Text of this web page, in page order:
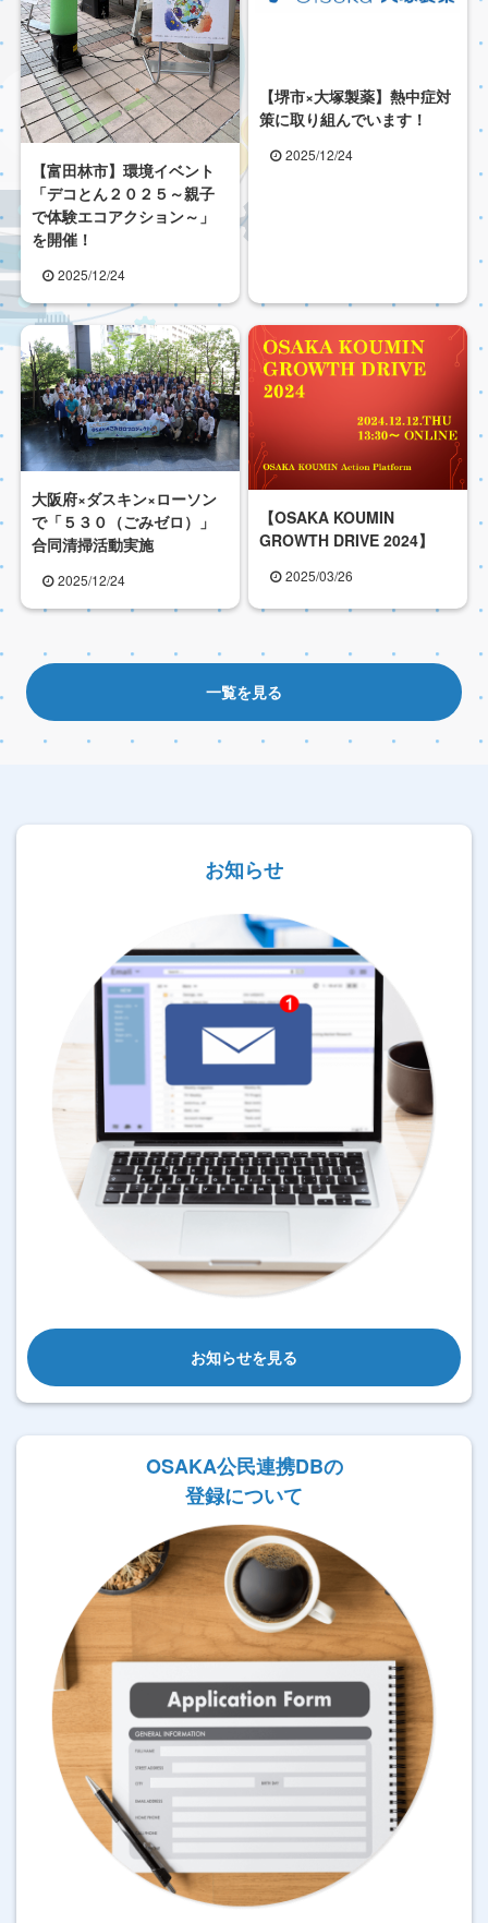
【富田林市】環境イベント
「デコとん２０２５～親子
で体験エコアクション～」
を開催！
2025/12/24
【堺市×大塚製薬】熱中症対
策に取り組んでいます！
2025/12/24
大阪府×ダスキン×ローソン
で「５３０（ごみゼロ）」
合同清掃活動実施
2025/12/24
【OSAKA KOUMIN
GROWTH DRIVE 2024】
2025/03/26
一覧を見る
お知らせ
お知らせを見る
OSAKA公民連携DBの
登録について